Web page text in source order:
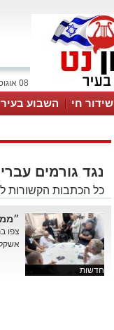
08 אוגוסט 2026 / 19:42
שידור חי השבוע בעיר
נגד גורמים
כל הכתבות הקשורות
חדשות
צפו